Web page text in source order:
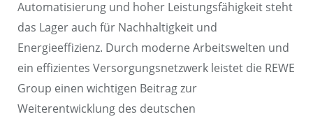
Automatisierung und hoher Leistungsfähigkeit steht
das Lager auch für Nachhaltigkeit und
Energieeffizienz. Durch moderne Arbeitswelten und
ein effizientes Versorgungsnetzwerk leistet die REWE
Group einen wichtigen Beitrag zur
Weiterentwicklung des deutschen